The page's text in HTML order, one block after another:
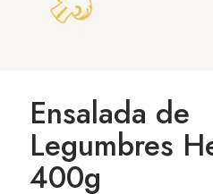
Ensalada de
Legumbres
400g